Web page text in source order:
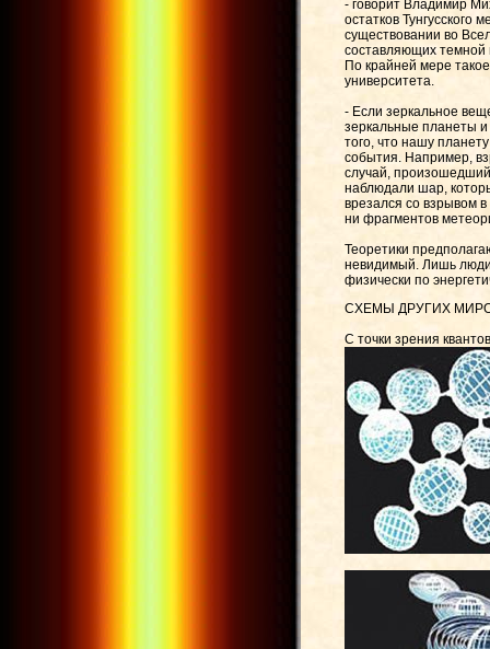
- говорит Владимир
остатков Тунгусского
существовании во
составляющих темной
По крайней мере
университета.
- Если зеркальное
зеркальные планеты и
того, что нашу
события. Например,
случай, произошедший
наблюдали шар,
врезался со взрывом
ни фрагментов
Теоретики
невидимый. Лишь люди
физически по
CХЕМЫ ДРУГИХ
С точки зрения